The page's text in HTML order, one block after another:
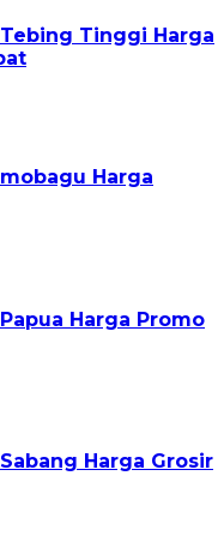
Tebing Tinggi Harga
mobagu Harga
Harga Promo
Harga Grosir